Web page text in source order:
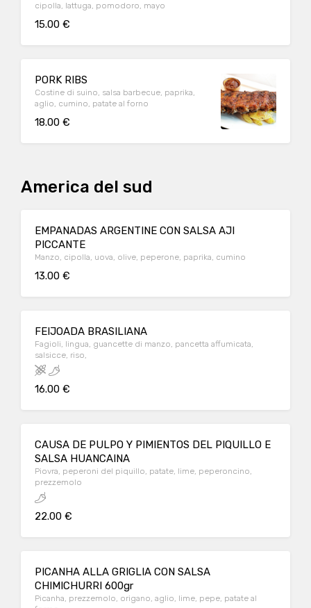
cipolla, lattuga, pomodoro, mayo
15.00 €
PORK RIBS
Costine di suino, salsa barbecue, paprika,
aglio, cumino, patate al forno
18.00 €
America del sud
EMPANADAS ARGENTINE CON SALSA AJI
PICCANTE
Manzo, cipolla, uova, olive, peperone, paprika, cumino
13.00 €
FEIJOADA BRASILIANA
Fagioli, lingua, guancette di manzo, pancetta affumicata,
salsicce, riso,
16.00 €
CAUSA DE PULPO Y PIMIENTOS DEL PIQUILLO E
SALSA HUANCAINA
Piovra, peperoni del piquillo, patate, lime, peperoncino,
prezzemolo
22.00 €
PICANHA ALLA GRIGLIA CON SALSA
CHIMICHURRI 600gr
Picanha, prezzemolo, origano, aglio, lime, pepe, patate al